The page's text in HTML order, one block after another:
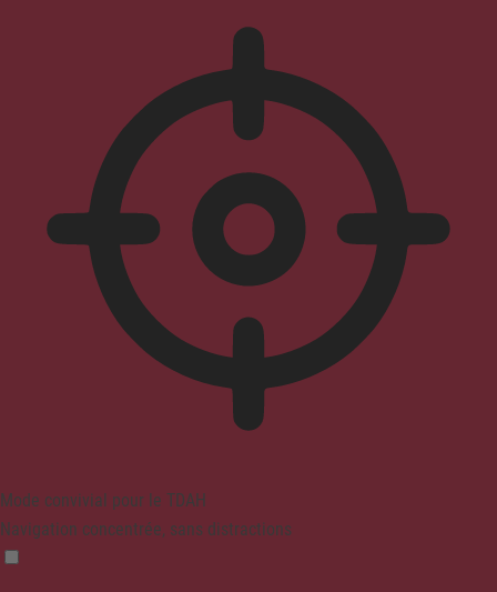
Mode convivial pour le TDAH
Navigation concentrée, sans distractions